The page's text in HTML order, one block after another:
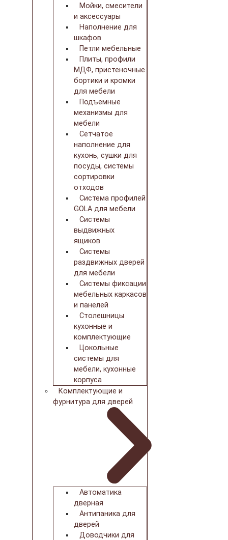
Мойки, смесители
и аксессуары
Наполнение для
шкафов
Петли мебельные
Плиты, профили
МДФ, пристеночные
бортики и кромки
для мебели
Подъемные
механизмы для
мебели
Сетчатое
наполнение для
кухонь, сушки для
посуды, системы
сортировки
отходов
Система профилей
GOLA для мебели
Системы
выдвижных
ящиков
Системы
раздвижных дверей
для мебели
Системы фиксации
мебельных каркасов
и панелей
Столешницы
кухонные и
комплектующие
Цокольные
системы для
мебели, кухонные
корпуса
Комплектующие и
фурнитура для дверей
Автоматика
дверная
Антипаника для
дверей
Доводчики для